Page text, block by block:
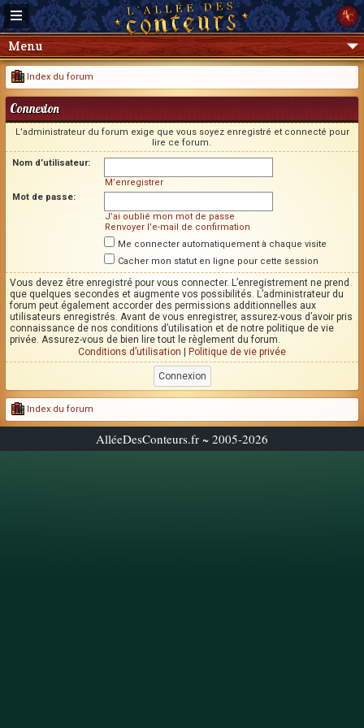
Menu
Index du forum
Connexion
L’administrateur du forum exige que vous soyez enregistré et connecté pour
lire ce forum.
Nom d’utilisateur:
M’enregistrer
Mot de passe:
J’ai oublié mon mot de passe
Renvoyer l’e-mail de confirmation
Me connecter automatiquement à chaque visite
Cacher mon statut en ligne pour cette session
Vous devez être enregistré pour vous connecter. L’enregistrement ne prend
que quelques secondes et augmente vos possibilités. L’administrateur du
forum peut également accorder des permissions additionnelles aux
utilisateurs enregistrés. Avant de vous enregistrer, assurez-vous d’avoir pris
connaissance de nos conditions d’utilisation et de notre politique de vie
privée. Assurez-vous de bien lire tout le règlement du forum.
Conditions d’utilisation
Politique de vie privée
Index du forum
AlléeDesConteurs.fr ~ 2005-2026